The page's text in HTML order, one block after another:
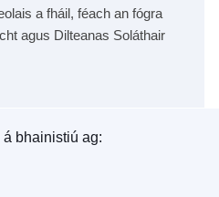
a fháil, féach an fógra
agus Dilteanas Soláthair
Eorpaigh
bhainistiú ag: